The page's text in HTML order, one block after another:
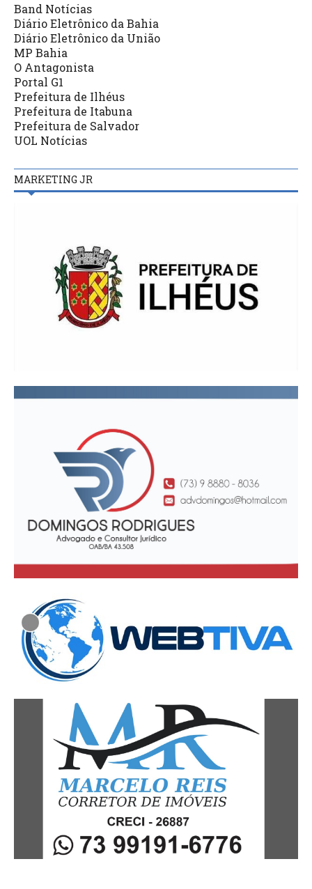
Band Notícias
Diário Eletrônico da Bahia
Diário Eletrônico da União
MP Bahia
O Antagonista
Portal G1
Prefeitura de Ilhéus
Prefeitura de Itabuna
Prefeitura de Salvador
UOL Notícias
MARKETING JR